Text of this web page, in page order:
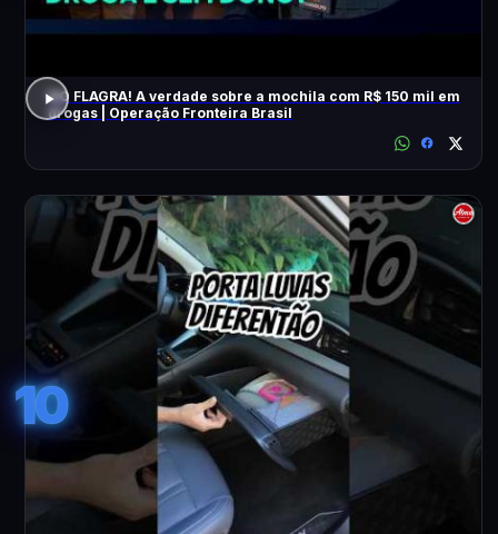
NO FLAGRA! A verdade sobre a mochila com R$ 150 mil em
drogas | Operação Fronteira Brasil
10